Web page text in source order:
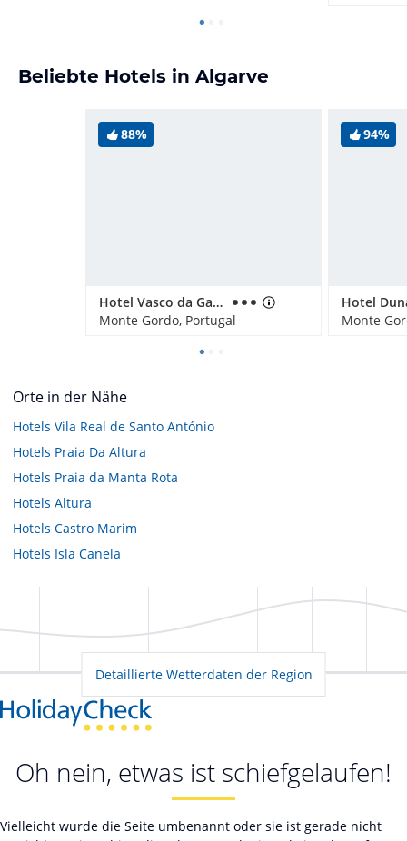
Beliebte Hotels in Algarve
88%
Hotel Vasco da Gama
Monte Gordo, Portugal
94%
Hotel
Monte
Orte in der Nähe
Hotels Vila Real de Santo António
Hotels Praia Da Altura
Hotels Praia da Manta Rota
Hotels Altura
Hotels Castro Marim
Hotels Isla Canela
Detaillierte Wetterdaten der Region
Oh nein, etwas ist schiefgelaufen!
Vielleicht wurde die Seite umbenannt oder sie ist gerade nicht